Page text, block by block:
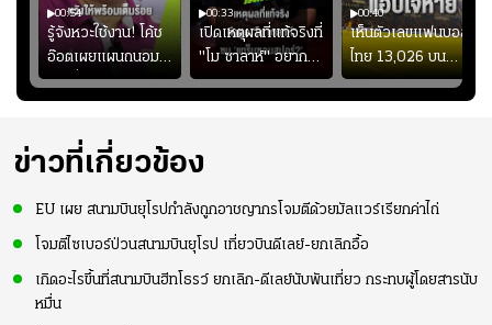
00:54
รู้จังหวะใช้งาน! โค้ช
อ๊อตเผยแผนถนอม
“บุ๋มบิ๋ม” เพื่อรักษา
ร่างกายให้พร้อมที่สุด
00:33
เปิดเหตุผลที่แท้จริงที่
"โม ซาลาห์" อยาก
ย้ายซบ "แทร็บซอนส
ปอร์"
00:40
เห็นตัวเลขแฟนบอล
ไทย 13,026 บน
สกอร์บอร์ดแล้วแอบ
ใจหาย น้อยกว่านัดที่
ข่าวที่เกี่ยวข้อง
EU เผย สนามบินยุโรปกำลังถูกอาชญากรโจมตีด้วยมัลแวร์เรียกค่าไถ่
โจมตีไซเบอร์ป่วนสนามบินยุโรป เที่ยวบินดีเลย์-ยกเลิกอื้อ
เกิดอะไรขึ้นที่สนามบินฮีทโธรว์ ยกเลิก-ดีเลย์นับพันเที่ยว กระทบผู้โดยสารนับ
หมื่น